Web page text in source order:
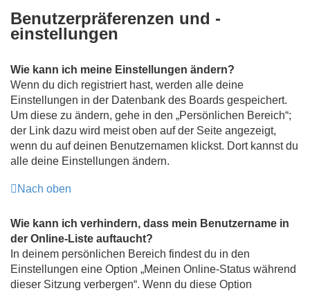
Benutzerpräferenzen und -
einstellungen
Wie kann ich meine Einstellungen ändern?
Wenn du dich registriert hast, werden alle deine
Einstellungen in der Datenbank des Boards gespeichert.
Um diese zu ändern, gehe in den „Persönlichen Bereich“;
der Link dazu wird meist oben auf der Seite angezeigt,
wenn du auf deinen Benutzernamen klickst. Dort kannst du
alle deine Einstellungen ändern.
Nach oben
Wie kann ich verhindern, dass mein Benutzername in
der Online-Liste auftaucht?
In deinem persönlichen Bereich findest du in den
Einstellungen eine Option „Meinen Online-Status während
dieser Sitzung verbergen“. Wenn du diese Option